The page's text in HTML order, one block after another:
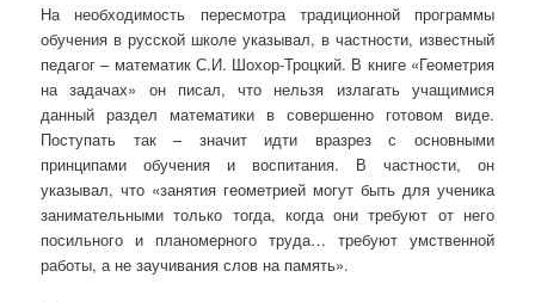
На необходимость пересмотра традиционной программы
обучения в русской школе указывал, в частности, известный
педагог – математик С.И. Шохор-Троцкий. В книге «Геометрия
на задачах» он писал, что нельзя излагать учащимися
данный раздел математики в совершенно готовом виде.
Поступать так – значит идти вразрез с основными
принципами обучения и воспитания. В частности, он
указывал, что «занятия геометрией могут быть для ученика
занимательными только тогда, когда они требуют от него
посильного и планомерного труда… требуют умственной
работы, а не заучивания слов на память».